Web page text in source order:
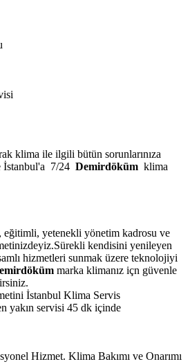
klima ile ilgili bütün sorunlarınıza
İstanbul'a 7/24 Demirdöküm klima
eğitimli, yetenekli yönetim kadrosu ve
kendisini yenileyen
hizmetleri sunmak üzere teknolojiyi
marka klimanız içn güvenle
İstanbul Klima Servis
yakın servisi 45 dk içinde
Hizmet. Klima Bakımı ve Onarımı